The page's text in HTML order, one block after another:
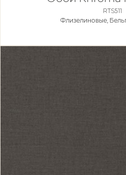
RTS511
Флизелиновые,